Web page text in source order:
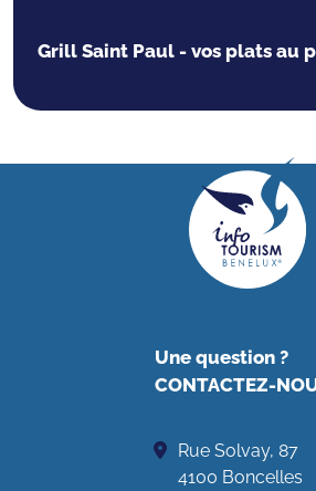
Grill Saint Paul - vos plats au
Une question ?
CONTACTEZ-
Rue Solvay, 87
4100 Boncelles